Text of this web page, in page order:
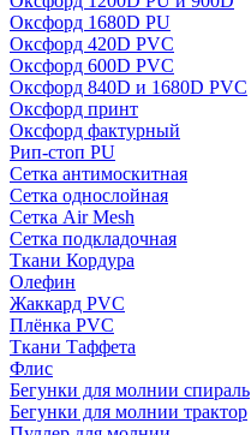
Оксфорд 1680D PU
Оксфорд 420D PVC
Оксфорд 600D PVC
Оксфорд 840D и 1680D PVC
Оксфорд принт
Оксфорд фактурный
Рип-стоп PU
Сетка антимоскитная
Сетка однослойная
Сетка Air Mesh
Сетка подкладочная
Ткани Кордура
Олефин
Жаккард PVC
Плёнка PVC
Ткани Таффета
Флис
Бегунки для молнии спираль
Бегунки для молнии трактор